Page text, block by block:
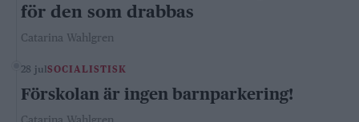
för den som drabbas
Catarina Wahlgren
28 julSOCIALISTISK
Förskolan är ingen barnparkering!